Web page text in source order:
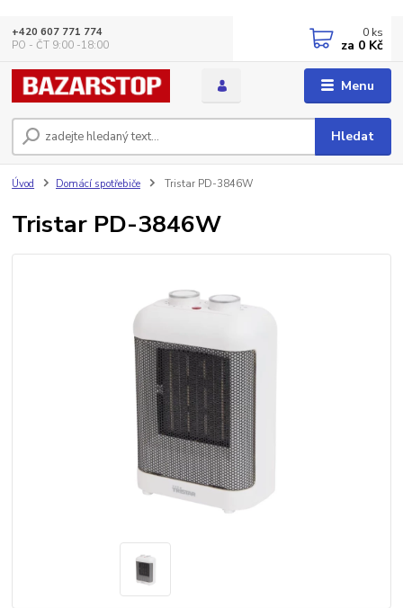
Menu
Hledat
+420 607 771 774
PO - ČT 9:00 -18:00
0 ks
za 0 Kč
Úvod Domácí spotřebiče Tristar PD-3846W
Tristar PD-3846W